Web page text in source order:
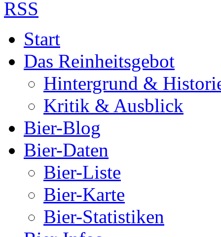
Start
Das Reinheitsgebot
Hintergrund &
Kritik & Ausblick
Bier-Blog
Bier-Daten
Bier-Liste
Bier-Karte
Bier-Statistiken